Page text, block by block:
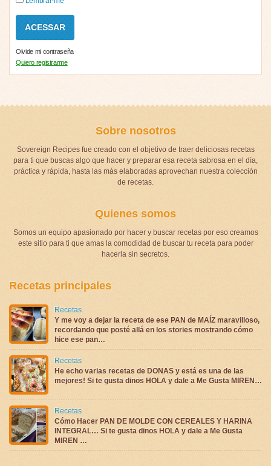
Olvide mi contraseña
Quiero registrarme
Sobre nosotros
Sovereign Recipes fue creado con el objetivo de traer deliciosas recetas
para ti que buscas algo que hacer y preparar esa receta sabrosa en el día,
práctica y rápida, hasta las más elaboradas aprovechan nuestra colección
de recetas.
Quienes somos
Somos un equipo apasionado por hacer y buscar recetas por eso creamos
este sitio para ti que amas la comodidad de buscar tu receta para poder
hacerla sin secretos.
Recetas principales
Recetas
Y me voy a dejar la receta de ese PAN de MAÍZ maravilloso,
recordando que posté allá en los stories mostrando cómo
hice ese pan…
Recetas
He echo varias recetas de DONAS y está es una de las
mejores! Si te gusta dinos HOLA y dale a Me Gusta MIREN…
Recetas
Cómo Hacer PAN DE MOLDE CON CEREALES Y HARINA
INTEGRAL… Si te gusta dinos HOLA y dale a Me Gusta
MIREN …